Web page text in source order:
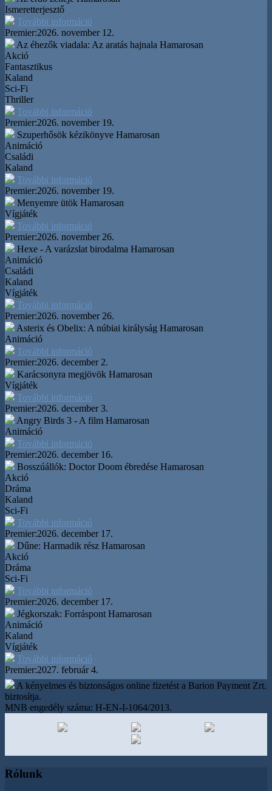
Ismeretterjesztő
További információ
Premier:2026. november 12.
Az éhezők viadala: Az aratás hajnala Hamarosan
Akció
Fantasztikus
Kaland
Sci-Fi
Thriller
További információ
Premier:2026. november 19.
Szuperhősök kézikönyve Hamarosan
Animáció
Családi
Kaland
További információ
Premier:2026. november 19.
Menyemre ütök Hamarosan
Vígjáték
További információ
Premier:2026. november 26.
Hexe - A varázslat birodalma Hamarosan
Animáció
Családi
Kaland
Vígjáték
További információ
Premier:2026. november 26.
Asterix és Obelix: A núbiai királyság Hamarosan
Animáció
További információ
Premier:2026. december 2.
Karácsonyra megjövök Hamarosan
Vígjáték
További információ
Premier:2026. december 3.
Angry Birds 3 - A film Hamarosan
Animáció
További információ
Premier:2026. december 16.
Bosszúállók: Doctor Doom ébredése Hamarosan
Akció
Dráma
Kaland
Sci-Fi
További információ
Premier:2026. december 17.
Dűne: Harmadik rész Hamarosan
Akció
Dráma
Sci-Fi
További információ
Premier:2026. december 17.
Jégkorszak: Forráspont Hamarosan
Animáció
Kaland
Vígjáték
További információ
Premier:2027. február 4.
A kényelmes és biztonságos online fizetést a Barion Payment Zrt.
biztosítja.
MNB engedély száma: H-EN-I-1064/2013.
Rólunk